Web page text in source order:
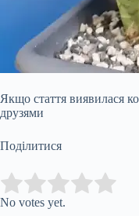
Якщо стаття виявилася
друзями
Поділитися
Rate this item:
No votes yet.